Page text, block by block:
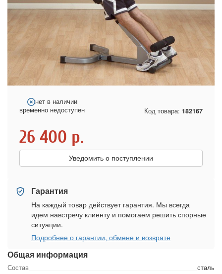
Общая информация
Состав
сталь
нет в наличии
временно недоступен
Код товара: 182167
26 400 р.
Уведомить о поступлении
Гарантия
На каждый товар действует гарантия. Мы всегда
идем навстречу клиенту и помогаем решить спорные
ситуации.
Подробнее о гарантии, обмене и возврате